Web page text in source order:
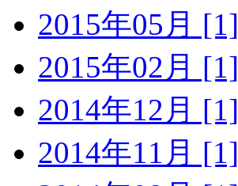
2015年05月 [1]
2015年02月 [1]
2014年12月 [1]
2014年11月 [1]